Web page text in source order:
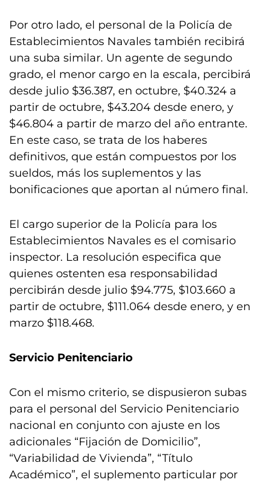
Por otro lado, el personal de la Policía de
Establecimientos Navales también recibirá
una suba similar. Un agente de segundo
grado, el menor cargo en la escala, percibirá
desde julio $36.387, en octubre, $40.324 a
partir de octubre, $43.204 desde enero, y
$46.804 a partir de marzo del año entrante.
En este caso, se trata de los haberes
definitivos, que están compuestos por los
sueldos, más los suplementos y las
bonificaciones que aportan al número final.
El cargo superior de la Policía para los
Establecimientos Navales es el comisario
inspector. La resolución especifica que
quienes ostenten esa responsabilidad
percibirán desde julio $94.775, $103.660 a
partir de octubre, $111.064 desde enero, y en
marzo $118.468.
Servicio Penitenciario
Con el mismo criterio, se dispusieron subas
para el personal del Servicio Penitenciario
nacional en conjunto con ajuste en los
adicionales “Fijación de Domicilio”,
“Variabilidad de Vivienda”, “Título
Académico”, el suplemento particular por